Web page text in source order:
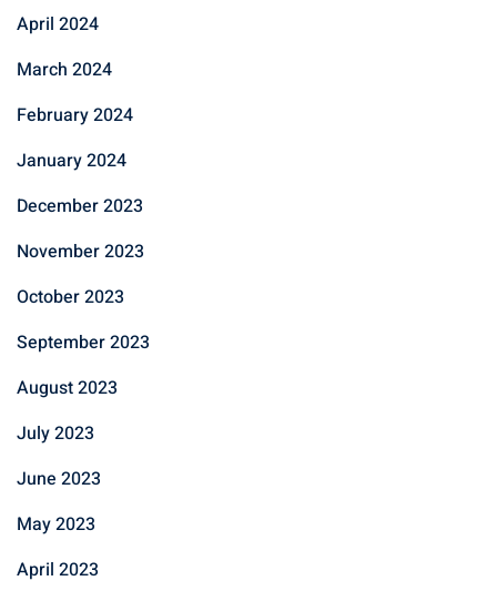
April 2024
March 2024
February 2024
January 2024
December 2023
November 2023
October 2023
September 2023
August 2023
July 2023
June 2023
May 2023
April 2023